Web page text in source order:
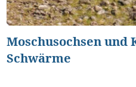
Moschusochsen und
Schwärme